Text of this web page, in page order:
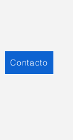
Contacto